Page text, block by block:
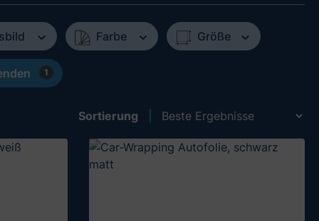
Farbe Größe
1
Sortierung